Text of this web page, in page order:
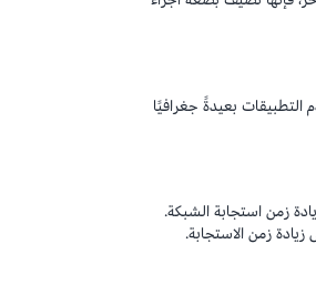
التطبيقات بعيدةً جغرافيًا
زمن استجابة الشبكة.
زمن الاستجابة.